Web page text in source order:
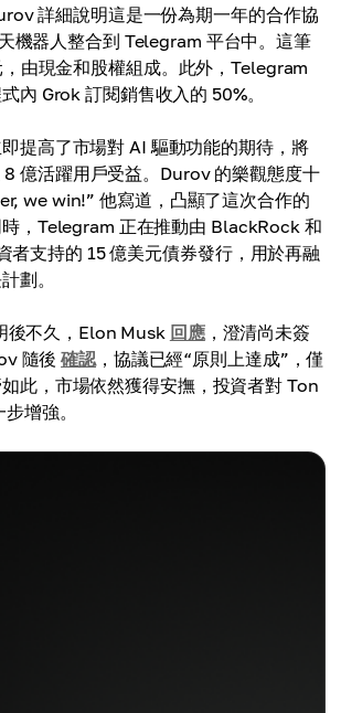
詳細說明這是一份為期一年的合作協
機器人整合到 Telegram 平台中。這筆
由現金和股權組成。此外，Telegram
內 Grok 訂閱銷售收入的 50%。
提高了市場對 AI 驅動功能的期待，將
億活躍用戶受益。Durov 的樂觀態度十
we win!” 他寫道，凸顯了這次合作的
，Telegram 正在推動由 BlackRock 和
者支持的 15 億美元債券發行，用於再融
劃。
後不久，Elon Musk 回應，澄清尚未簽
隨後確認，協議已經“原則上達成”，僅
此，市場依然獲得安撫，投資者對 Ton
增強。